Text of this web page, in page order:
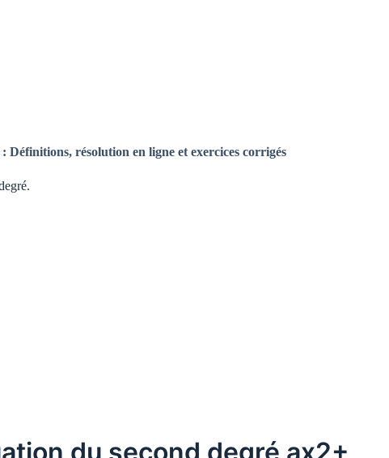
Définitions, résolution en ligne et exercices corrigés